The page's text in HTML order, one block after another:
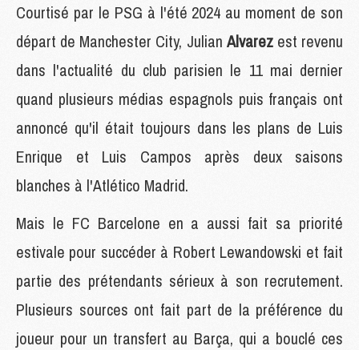
Courtisé par le PSG à l'été 2024 au moment de son
départ de Manchester City, Julian Alvarez est revenu
dans l'actualité du club parisien le 11 mai dernier
quand plusieurs médias espagnols puis français ont
annoncé qu'il était toujours dans les plans de Luis
Enrique et Luis Campos après deux saisons
blanches à l'Atlético Madrid.
Mais le FC Barcelone en a aussi fait sa priorité
estivale pour succéder à Robert Lewandowski et fait
partie des prétendants sérieux à son recrutement.
Plusieurs sources ont fait part de la préférence du
joueur pour un transfert au Barça, qui a bouclé ces